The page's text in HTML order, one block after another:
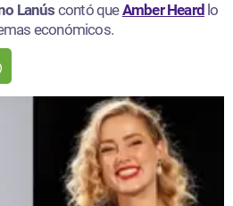
Lanúscontó queAmber Heard lo
económicos.